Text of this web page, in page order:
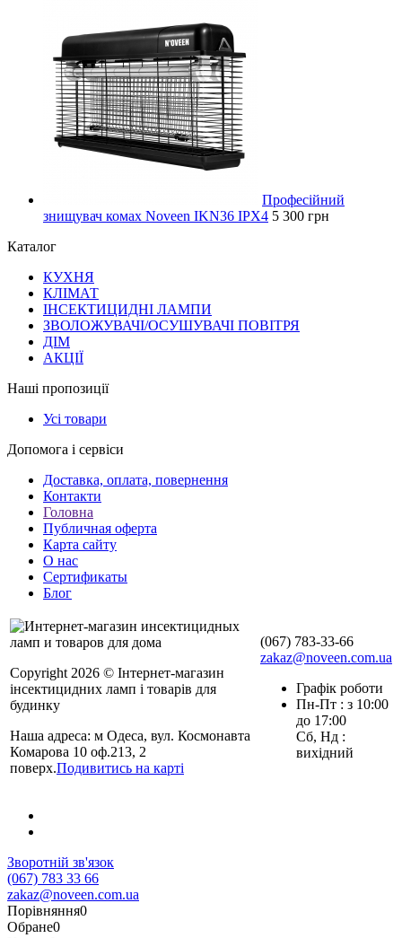
Професійний
знищувач комах Noveen IKN36 IPX4 5 300 грн
Каталог
КУХНЯ
КЛІМАТ
ІНСЕКТИЦИДНІ ЛАМПИ
ЗВОЛОЖУВАЧІ/ОСУШУВАЧІ ПОВІТРЯ
ДІМ
АКЦІЇ
Наші пропозиції
Усі товари
Допомога і сервіси
Доставка, оплата, повернення
Контакти
Головна
Публичная оферта
Карта сайту
О нас
Сертификаты
Блог
Copyright 2026 © Інтернет-магазин
інсектицидних ламп і товарів для
будинку
Наша адреса: м Одеса, вул. Космонавта
Комарова 10 оф.213, 2
поверх.Подивитись на карті
(067) 783-33-66
zakaz@noveen.com.ua
Графік роботи
Пн-Пт : з 10:00
до 17:00
Сб, Нд :
вихідний
Зворотній зв'язок
(067) 783 33 66
zakaz@noveen.com.ua
Порівняння0
Обране0